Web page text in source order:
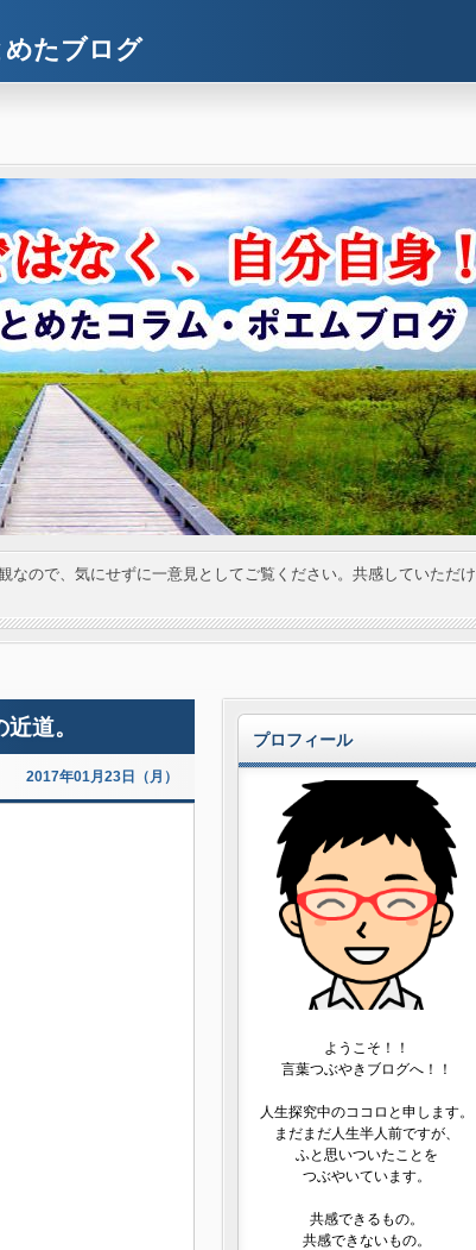
めたブログ
ので、気にせずに一意見としてご覧ください。共感していただけ
道。
2017年01月23日（月）
プロフィール
ようこそ！！
言葉つぶやきブログへ！！
人生探究中のココロと申します。
まだまだ人生半人前ですが、
ふと思いついたことを
つぶやいています。
共感できるもの。
共感できないもの。